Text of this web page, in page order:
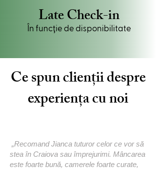
Late Check-in
În funcție de disponibilitate
Ce spun clienții despre
experiența cu noi
„Recomand Jianca tuturor celor ce vor să
stea în Craiova sau împrejurimi. Mâncarea
este foarte bună, camerele foarte curate,